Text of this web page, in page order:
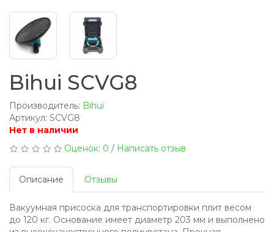
Bihui SCVG8
Производитель: Bihui
Артикул: SCVG8
Нет в наличии
Оценок: 0 / Написать отзыв
Описание Отзывы
Вакуумная присоска для транспортировки плит весом
до 120 кг. Основание имеет диаметр 203 мм и выполнено